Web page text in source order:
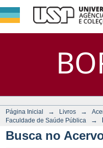
Busca
DSpace/
Página Inicial → Livros →
Faculdade de Saúde Pública
→
Busca no